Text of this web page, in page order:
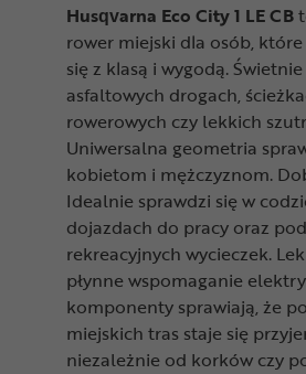
Husqvarna Eco City 1 LE CB
rower miejski dla osób,
się z klasą i wygodą.
asfaltowych drogach,
rowerowych czy lekkich
Uniwersalna geometria
kobietom i mężczyznom.
Idealnie sprawdzi się w
dojazdach do pracy oraz
rekreacyjnych wycieczek.
płynne wspomaganie
komponenty sprawiają, że
miejskich tras staje się
niezależnie od korków czy